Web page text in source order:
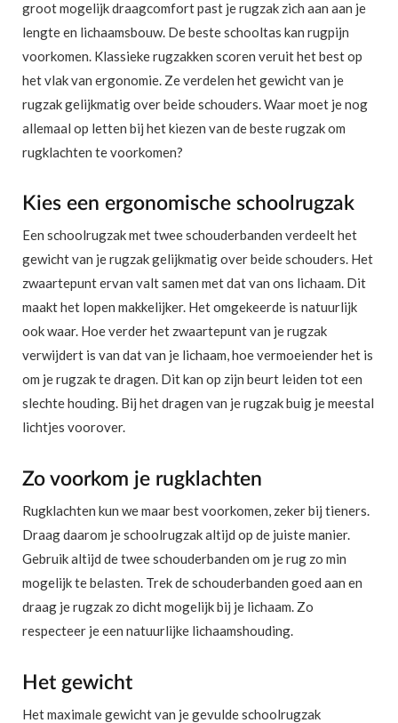
groot mogelijk draagcomfort past je rugzak zich aan aan je
lengte en lichaamsbouw. De beste schooltas kan rugpijn
voorkomen. Klassieke rugzakken scoren veruit het best op
het vlak van ergonomie. Ze verdelen het gewicht van je
rugzak gelijkmatig over beide schouders. Waar moet je nog
allemaal op letten bij het kiezen van de beste rugzak om
rugklachten te voorkomen?
Kies een ergonomische schoolrugzak
Een schoolrugzak met twee schouderbanden verdeelt het
gewicht van je rugzak gelijkmatig over beide schouders. Het
zwaartepunt ervan valt samen met dat van ons lichaam. Dit
maakt het lopen makkelijker. Het omgekeerde is natuurlijk
ook waar. Hoe verder het zwaartepunt van je rugzak
verwijdert is van dat van je lichaam, hoe vermoeiender het is
om je rugzak te dragen. Dit kan op zijn beurt leiden tot een
slechte houding. Bij het dragen van je rugzak buig je meestal
lichtjes voorover.
Zo voorkom je rugklachten
Rugklachten kun we maar best voorkomen, zeker bij tieners.
Draag daarom je schoolrugzak altijd op de juiste manier.
Gebruik altijd de twee schouderbanden om je rug zo min
mogelijk te belasten. Trek de schouderbanden goed aan en
draag je rugzak zo dicht mogelijk bij je lichaam. Zo
respecteer je een natuurlijke lichaamshouding.
Het gewicht
Het maximale gewicht van je gevulde schoolrugzak